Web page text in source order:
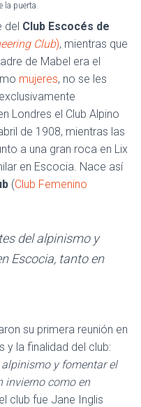
la puerta.
del Club Escocés de
Club), mientras que
de Mabel era el
mujeres, no se les
Londres el Club Alpino
de 1908, mientras las
a una gran roca en Lix
en Escocia. Nace así
(Club Femenino
del alpinismo y
Escocia, tanto en
su primera reunión en
y la finalidad del club:
y fomentar el
invierno como en
club fue Jane Inglis